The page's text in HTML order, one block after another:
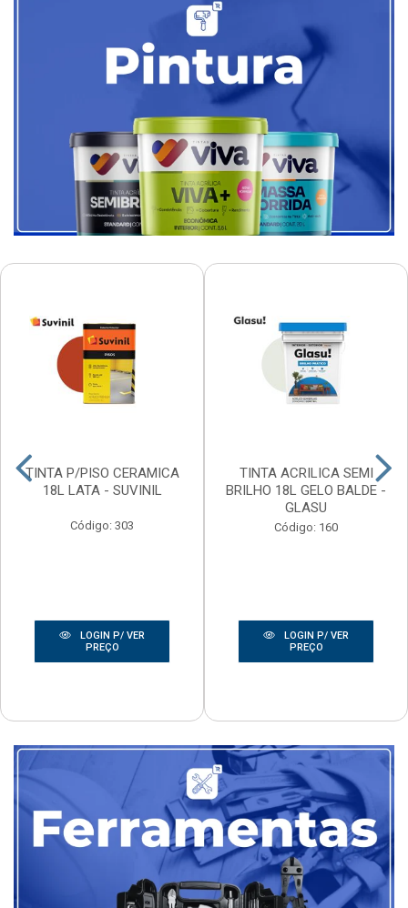
TINTA P/PISO CERAMICA
18L LATA - SUVINIL
Código: 303
LOGIN P/ VER
PREÇO
TINTA ACRILICA SEMI
BRILHO 18L GELO BALDE -
GLASU
Código: 160
LOGIN P/ VER
PREÇO